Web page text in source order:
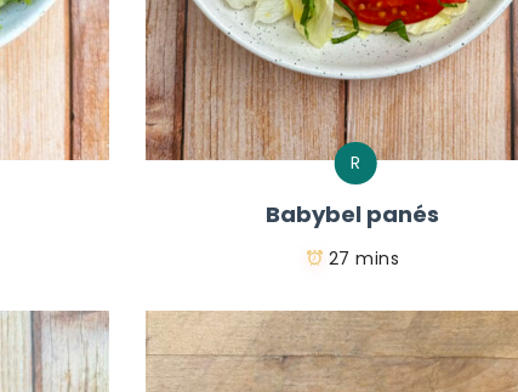
R
Babybel panés
27 mins